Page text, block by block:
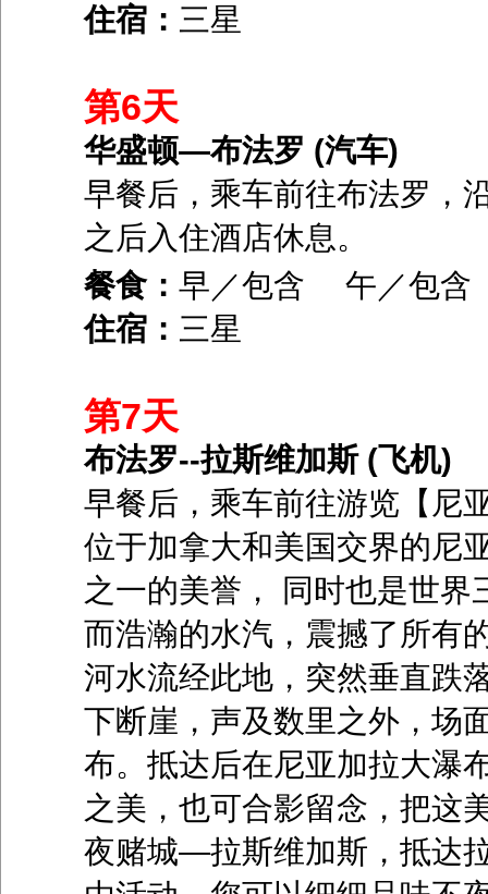
住宿： 三星
第6天
华盛顿—布法罗 (汽车)
早餐后，乘车前往布法罗，
之后入住酒店休息。
餐食： 早／包含 午／包
住宿： 三星
第7天
布法罗--拉斯维加斯 (飞机)
早餐后，乘车前往游览【尼
位于加拿大和美国交界的尼
之一的美誉， 同时也是世
而浩瀚的水汽，震撼了所有
河水流经此地，突然垂直跌
下断崖，声及数里之外，场
布。抵达后在尼亚加拉大瀑
之美，也可合影留念，把这
夜赌城—拉斯维加斯，抵达